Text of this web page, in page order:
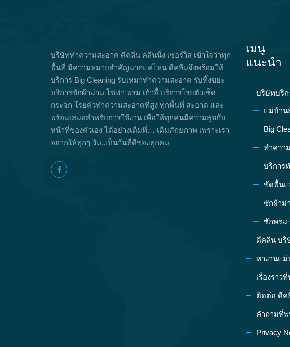
บริษัททำความสะอาด ดีคลีน คลีนนิ่ง เซอร์วิส เข้าใจว่าทุก
พื้นที่ มีความหมายสำคัญมากแค่ไหน ดีคลีนจึงพร้อมให้
บริการ Big Cleaning รับเหมาทำความสะอาด รับทิ้งขยะ
บริการซักผ้าม่าน โซฟา พรม เก้าอี้ บริการโรยตัวเช็ด
กระจก โรยตัวทำความสะอาดที่สูง ทุกพื้นที่ สะอาด และ
พร้อมเสมอสำหรับการใช้งาน เพื่อให้ทุกคนมีความสุขกับ
หน้าที่ของตัวเอง ได้อย่างเต็มที่… เต็มศักยภาพ เพราะเรา
อยากให้ทุกๆ วัน..เป็นวันที่ดีของทุกคน
เมนู
แนะนำ
บริษัทบริก
แม่บ้าน
Big
ทำควา
บริการ
ขัดพื้นแ
ซักผ้าม่
ซักพรม
ดีคลีน บริ
หางานแม่
เรื่องราว
ติดต่อ ดีค
คำถามที่พ
Privacy